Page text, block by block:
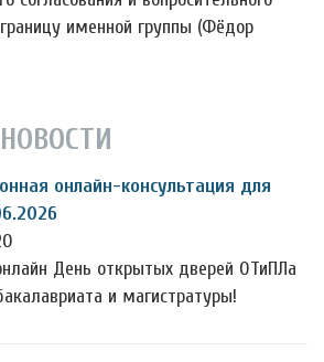
именной группы (Фёдор
онлайн-консультация для
День открытых дверей ОТиПЛа
и магистратуры!